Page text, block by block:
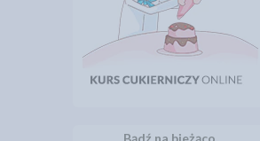
Bądź na bieżąco.